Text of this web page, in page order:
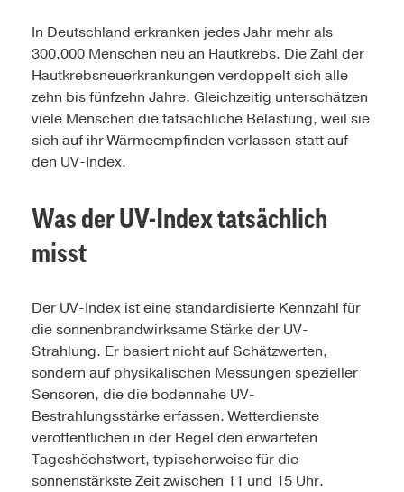
In Deutschland erkranken jedes Jahr mehr als
300.000 Menschen neu an Hautkrebs. Die Zahl der
Hautkrebsneuerkrankungen verdoppelt sich alle
zehn bis fünfzehn Jahre. Gleichzeitig unterschätzen
viele Menschen die tatsächliche Belastung, weil sie
sich auf ihr Wärmeempfinden verlassen statt auf
den UV-Index.
Was der UV-Index tatsächlich
misst
Der UV-Index ist eine standardisierte Kennzahl für
die sonnenbrandwirksame Stärke der UV-
Strahlung. Er basiert nicht auf Schätzwerten,
sondern auf physikalischen Messungen spezieller
Sensoren, die die bodennahe UV-
Bestrahlungsstärke erfassen. Wetterdienste
veröffentlichen in der Regel den erwarteten
Tageshöchstwert, typischerweise für die
sonnenstärkste Zeit zwischen 11 und 15 Uhr.